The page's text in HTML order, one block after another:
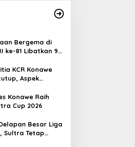
Bergema di
ke-81 Libatkan 98
KCR Konawe
Aspek
Konawe Raih
Cup 2026
Besar Liga
Sultra Tetap